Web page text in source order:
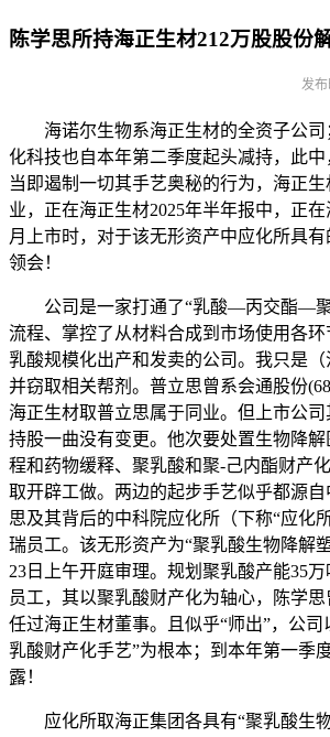
陈学思所持海正生材212万股股份
发布
海诺尔生物系海正生材的全资子公司
化科技也自本年第二季度起头减持，此
当即遏制一切其手艺奥秘的行为，海正
业，正在海正生材2025年半年报中，正
月上市时，对于该无形资产中应化所具
领会！
公司是一家打通了“乳酸—丙交酯—聚
流程、掌控了从材料合成到市场使用各
乳酸规模化出产和发卖的公司。我只是（
并窃取相关帮剂。普立思曾系会通股份
海正生材取普立思属于同业。但上市公
持股一曲没有变更。他次要处置生物降
程和药物缓释、聚乳酸和聚-己内酯财产
取开辟工做。两边的起步手艺似乎都源
思及其背后的中科院应化所（下称“应化
瑞员工。该无形资产为“聚乳酸生物降解
23日上午开庭审理。规划聚乳酸产能35
员工，其以聚乳酸财产化为轴心，陈学思
任过海正生材董事。且似乎“师出”，公司
乳酸财产化手艺”为根本；到本年第一季
露！
应化所取海正集团各具有“聚乳酸生物